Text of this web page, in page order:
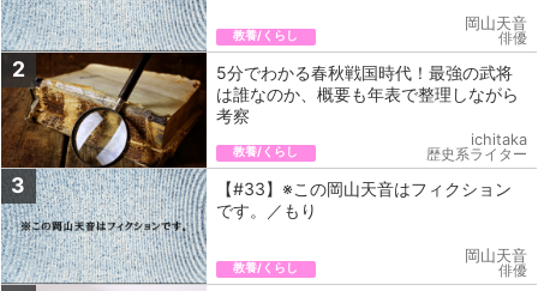
教養/くらし
岡山天音
俳優
2
5分でわかる春秋戦国時代！最強の武将
は誰なのか、概要も年表で整理しながら
考察
教養/くらし
ichitaka
歴史系ライター
3
【#33】※この岡山天音はフィクション
です。／もり
教養/くらし
岡山天音
俳優